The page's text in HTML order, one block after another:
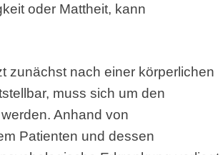
oder Mattheit, kann
zunächst nach einer körperlichen
muss sich um den
Anhand von
Patienten und dessen